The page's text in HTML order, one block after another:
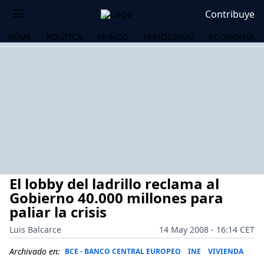
Contribuye
HOME POLÍTICA MUNDO PERIODISMO ECONOMÍA
El lobby del ladrillo reclama al
Gobierno 40.000 millones para
paliar la crisis
Luis Balcarce
14 May 2008 - 16:14 CET
Archivado en: BCE - BANCO CENTRAL EUROPEO INE VIVIENDA